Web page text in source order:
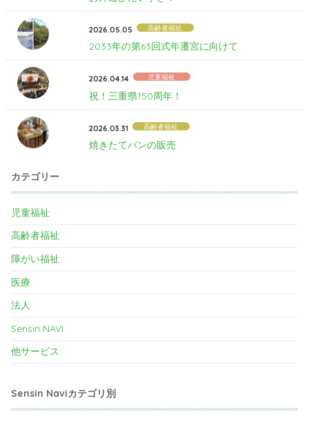
2026.05.05 高齢者福祉
2033年の第63回式年遷宮に向けて
2026.04.14 児童福祉
祝！三重県150周年！
2026.03.31 高齢者福祉
焼きたてパンの販売
カテゴリー
児童福祉
高齢者福祉
障がい福祉
医療
法人
Sensin NAVI
他サービス
Sensin Naviカテゴリ別